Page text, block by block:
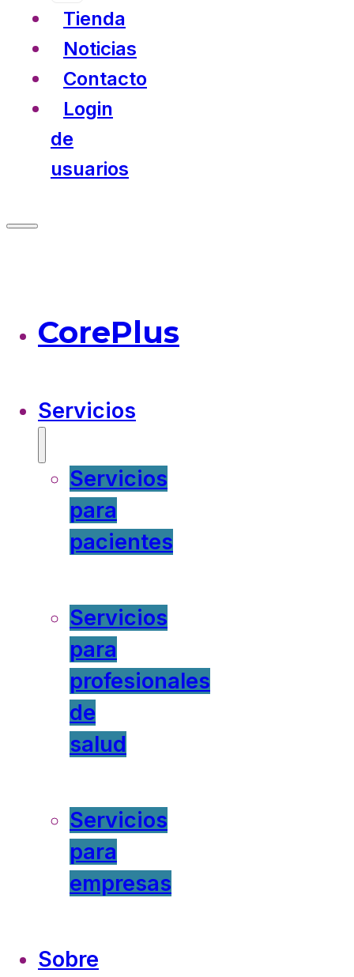
Tienda
Noticias
Contacto
Login
de
usuarios
CorePlus
Servicios
Servicios
para
pacientes
Servicios
para
profesionales
de
salud
Servicios
para
empresas
Sobre